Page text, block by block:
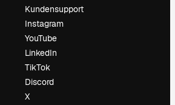
Kundensupport
Instagram
YouTube
LinkedIn
TikTok
Discord
X